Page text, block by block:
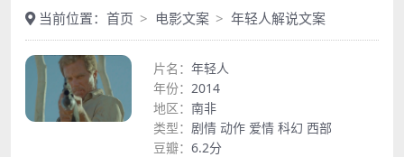
当前位置： 首页 电影文案 年轻人解说文案
片名： 年轻人
年份： 2014
地区： 南非
类型： 剧情 动作 爱情 科幻 西部
豆瓣： 6.2分